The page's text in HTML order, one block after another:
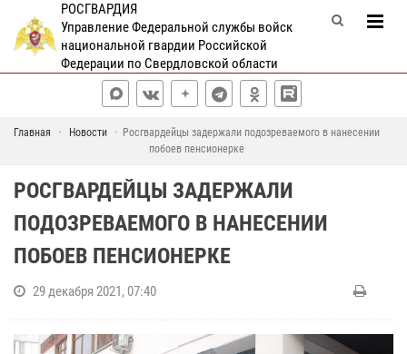
РОСГВАРДИЯ
Управление Федеральной службы войск
национальной гвардии Российской
Федерации по Свердловской области
Главная Новости
Росгвардейцы задержали подозреваемого в нанесении
побоев пенсионерке
РОСГВАРДЕЙЦЫ ЗАДЕРЖАЛИ
ПОДОЗРЕВАЕМОГО В НАНЕСЕНИИ
ПОБОЕВ ПЕНСИОНЕРКЕ
29 декабря 2021, 07:40